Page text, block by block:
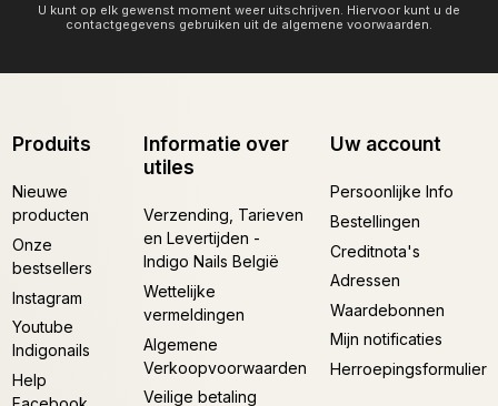
U kunt op elk gewenst moment weer uitschrijven. Hiervoor kunt u de
contactgegevens gebruiken uit de algemene voorwaarden.
Produits
Nieuwe
producten
Onze
bestsellers
Instagram
Youtube
Indigonails
Help
Informatie over
utiles
Verzending, Tarieven
en Levertijden -
Indigo Nails België
Wettelijke
vermeldingen
Algemene
Verkoopvoorwaarden
Veilige betaling
Uw account
Persoonlijke Info
Bestellingen
Creditnota's
Adressen
Waardebonnen
Mijn notificaties
Herroepingsformulier